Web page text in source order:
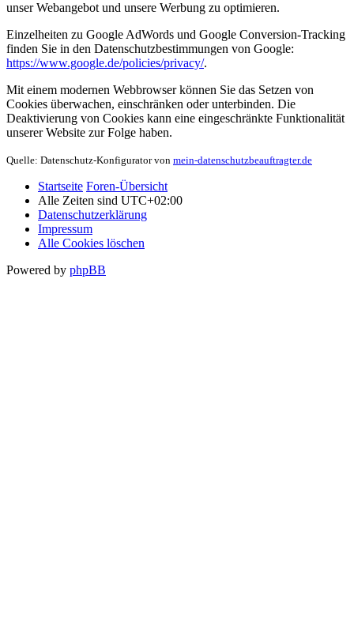
unser Webangebot und unsere Werbung zu optimieren.
Einzelheiten zu Google AdWords und Google Conversion-Tracking
finden Sie in den Datenschutzbestimmungen von Google:
https://www.google.de/policies/privacy/.
Mit einem modernen Webbrowser können Sie das Setzen von
Cookies überwachen, einschränken oder unterbinden. Die
Deaktivierung von Cookies kann eine eingeschränkte Funktionalität
unserer Website zur Folge haben.
Quelle: Datenschutz-Konfigurator von mein-datenschutzbeauftragter.de
Startseite Foren-Übersicht
Alle Zeiten sind UTC+02:00
Datenschutzerklärung
Impressum
Alle Cookies löschen
Powered by phpBB